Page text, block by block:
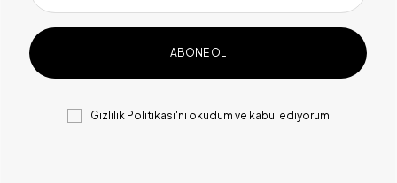
Gizlilik Politikası'nı okudum ve kabul ediyorum